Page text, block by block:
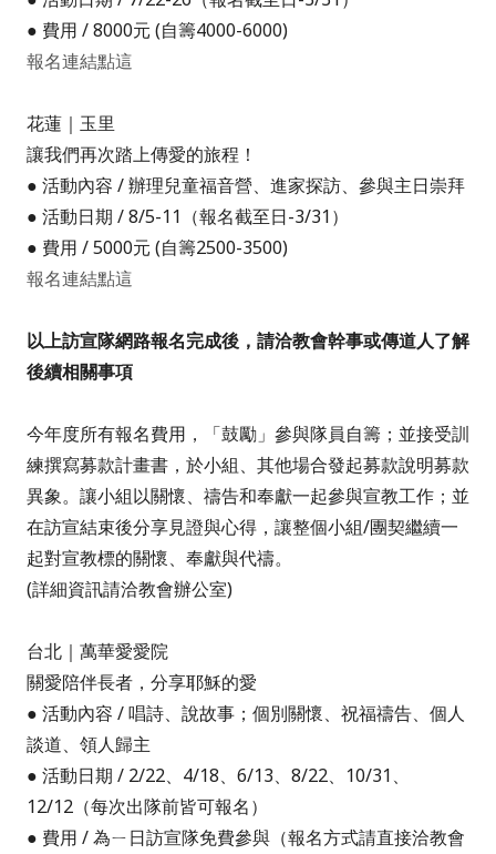
● 費用 /8000元 (自籌4000-6000)
報名連結點這
花蓮｜玉里
讓我們再次踏上傳愛的旅程！
● 活動內容 /辦理兒童福音營、進家探訪、參與主日崇拜
● 活動日期 /8/5-11 （報名截至日-3/31）
● 費用 /5000元 (自籌2500-3500)
報名連結點這
以上訪宣隊網路報名完成後，請洽教會幹事或傳道人了解
後續相關事項
今年度所有報名費用，「鼓勵」 參與隊員自籌；並接受訓
練撰寫募款計畫書，於小組、其他場合發起募款說明募款
異象。 讓小組以關懷、禱告和奉獻一起參與宣教工作；並
在訪宣結束後分享見證與心得，讓整個小組/團契繼續一
起對宣教標的關懷、奉獻與代禱。
(詳細資訊請洽教會辦公室)
台北｜ 萬華愛愛院
關愛陪伴長者，分享耶穌的愛
● 活動內容 /唱詩、說故事；個別關懷、祝福禱告、個人
談道、領人歸主
● 活動日期 / 2/22、4/18、6/13、8/22、10/31、
12/12 （每次出隊前皆可報名）
● 費用 /為ㄧ日訪宣隊免費參與 （報名方式請直接洽教會